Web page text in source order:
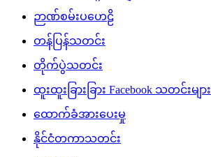
ဉာဏ်စမ်းပဟေဠိ
တန်ပြန်သတင်း
တိုက်ပွဲသတင်း
ထူးထူးခြားခြား Facebook သတင်းများ
ထောက်ခံအားပေးမှု
နိုင်ငံတကာသတင်း